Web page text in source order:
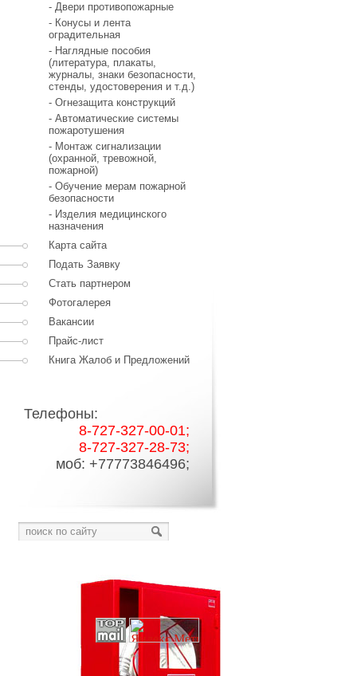
- Двери противопожарные
- Конусы и лента
оградительная
- Наглядные пособия
(литература, плакаты,
журналы, знаки безопасности,
стенды, удостоверения и т.д.)
- Огнезащита конструкций
- Автоматические системы
пожаротушения
- Монтаж сигнализации
(охранной, тревожной,
пожарной)
- Обучение мерам пожарной
безопасности
- Изделия медицинского
назначения
Карта сайта
Подать Заявку
Стать партнером
Фотогалерея
Вакансии
Прайс-лист
Книга Жалоб и Предложений
Телефоны:
8-727-327-00-01;
8-727-327-28-73;
моб: +77773846496;